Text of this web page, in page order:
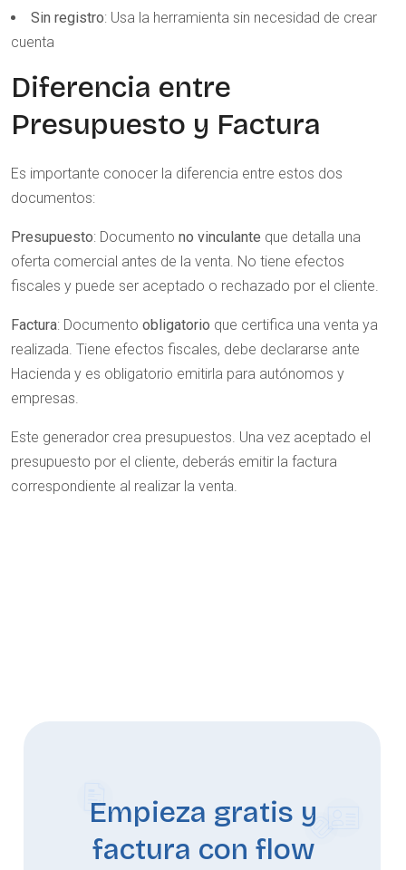
Sin registro: Usa la herramienta sin necesidad de crear
cuenta
Diferencia entre
Presupuesto y Factura
Es importante conocer la diferencia entre estos dos
documentos:
Presupuesto: Documento no vinculante que detalla una
oferta comercial antes de la venta. No tiene efectos
fiscales y puede ser aceptado o rechazado por el cliente.
Factura: Documento obligatorio que certifica una venta ya
realizada. Tiene efectos fiscales, debe declararse ante
Hacienda y es obligatorio emitirla para autónomos y
empresas.
Este generador crea presupuestos. Una vez aceptado el
presupuesto por el cliente, deberás emitir la factura
correspondiente al realizar la venta.
Empieza gratis y
factura con flow